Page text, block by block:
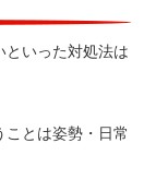
といった対処法は
とは姿勢・日常